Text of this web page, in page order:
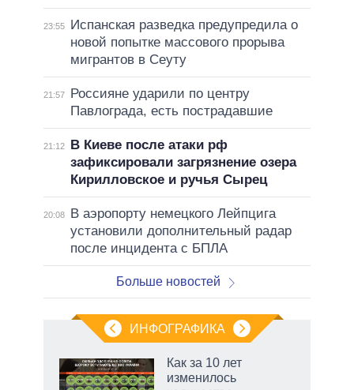
23:55
Испанская разведка предупредила о
новой попытке массового прорыва
мигрантов в Сеуту
21:57
Россияне ударили по центру
Павлограда, есть пострадавшие
21:12
В Киеве после атаки рф
зафиксировали загрязнение озера
Кирилловское и ручья Сырец
20:08
В аэропорту немецкого Лейпцига
установили дополнительный радар
после инцидента с БПЛА
Больше новостей
ИНФОГРАФИКА
Как за 10 лет
изменилось